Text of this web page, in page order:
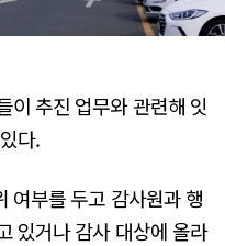
이 추진 업무와 관련해 잇
다.
여부를 두고 감사원과 행
있거나 감사 대상에 올라